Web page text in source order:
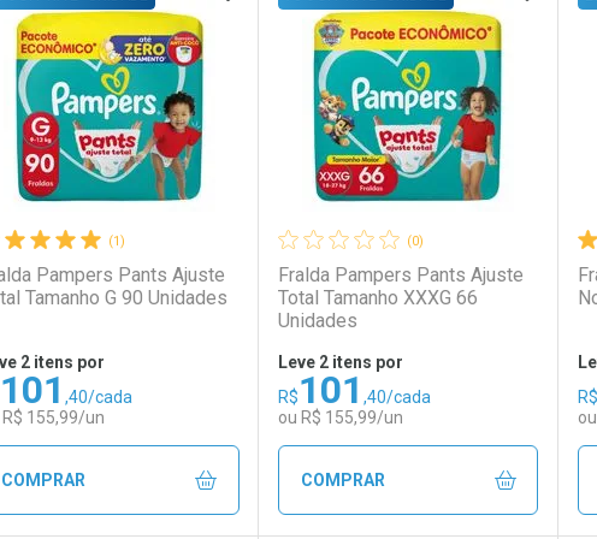
Ativar Desconto
Comprar sem Desconto
Menos
2 unidades
Por R$ 100,75/cada
Comprar sem Desconto
Laboratório
Ativar Desconto
Comprar sem Desconto
Por Menos
Comprar 2 unidades
Por R$ 100,75/cada
Comprar sem Desconto
(1)
Pampers Pants Ajuste
Tamanho G 90 Unidades
2 itens por
101 ,40/cada
R$ 155,99/un
COMPRAR
(0)
Fralda Pampers Pants Ajuste
Total Tamanho XXXG 66
Unidades
Leve 2 itens por
R$101 ,40/cada
ou R$ 155,99/un
COMPRAR
R$